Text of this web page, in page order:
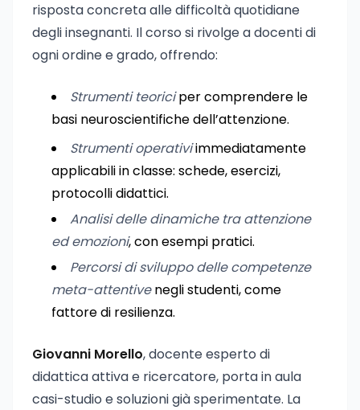
risposta concreta alle difficoltà quotidiane
degli insegnanti. Il corso si rivolge a docenti di
ogni ordine e grado, offrendo:
Strumenti teoriciper comprendere le
basi neuroscientifiche dell’attenzione.
Strumenti operativiimmediatamente
applicabili in classe: schede, esercizi,
protocolli didattici.
Analisi delle dinamiche tra attenzione
ed emozioni, con esempi pratici.
Percorsi di sviluppo delle competenze
meta-attentivenegli studenti, come
fattore di resilienza.
Giovanni Morello, docente esperto di
didattica attiva e ricercatore, porta in aula
casi-studio e soluzioni già sperimentate. La